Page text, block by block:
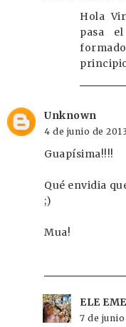
Hola
pasa
Unknown
4 de junio de
Guapísima!!!!
Qué envidia
;)
Mua!
ELE
7 de junio